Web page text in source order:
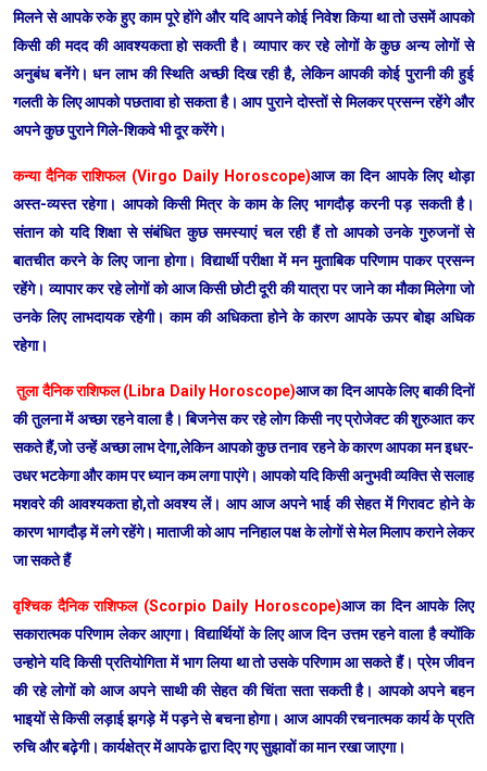
मिलने से आपके रुके हुए काम पूरे होंगे और यदि आपने कोई निवेश किया था तो उसमें आपको
किसी की मदद की आवश्यकता हो सकती है। व्यापार कर रहे लोगों के कुछ अन्य लोगों से
अनुबंध बनेंगे। धन लाभ की स्थिति अच्छी दिख रही है, लेकिन आपकी कोई पुरानी की हुई
गलती के लिए आपको पछतावा हो सकता है। आप पुराने दोस्तों से मिलकर प्रसन्न रहेंगे और
अपने कुछ पुराने गिले-शिकवे भी दूर करेंगे।
कन्या दैनिक राशिफल (Virgo Daily Horoscope)आज का दिन आपके लिए थोड़ा
अस्त-व्यस्त रहेगा। आपको किसी मित्र के काम के लिए भागदौड़ करनी पड़ सकती है।
संतान को यदि शिक्षा से संबंधित कुछ समस्याएं चल रही हैं तो आपको उनके गुरुजनों से
बातचीत करने के लिए जाना होगा। विद्यार्थी परीक्षा में मन मुताबिक परिणाम पाकर प्रसन्न
रहेंगे। व्यापार कर रहे लोगों को आज किसी छोटी दूरी की यात्रा पर जाने का मौका मिलेगा जो
उनके लिए लाभदायक रहेगी। काम की अधिकता होने के कारण आपके ऊपर बोझ अधिक
रहेगा।
तुला दैनिक राशिफल (Libra Daily Horoscope)आज का दिन आपके लिए बाकी दिनों
की तुलना में अच्छा रहने वाला है। बिजनेस कर रहे लोग किसी नए प्रोजेक्ट की शुरुआत कर
सकते हैं,जो उन्हें अच्छा लाभ देगा,लेकिन आपको कुछ तनाव रहने के कारण आपका मन इधर-
उधर भटकेगा और काम पर ध्यान कम लगा पाएंगे। आपको यदि किसी अनुभवी व्यक्ति से सलाह
मशवरे की आवश्यकता हो,तो अवश्य लें। आप आज अपने भाई की सेहत में गिरावट होने के
कारण भागदौड़ में लगे रहेंगे। माताजी को आप ननिहाल पक्ष के लोगों से मेल मिलाप कराने लेकर
जा सकते हैं
वृश्चिक दैनिक राशिफल (Scorpio Daily Horoscope)आज का दिन आपके लिए
सकारात्मक परिणाम लेकर आएगा। विद्यार्थियों के लिए आज दिन उत्तम रहने वाला है क्योंकि
उन्होने यदि किसी प्रतियोगिता में भाग लिया था तो उसके परिणाम आ सकते हैं। प्रेम जीवन
की रहे लोगों को आज अपने साथी की सेहत की चिंता सता सकती है। आपको अपने बहन
भाइयों से किसी लड़ाई झगड़े में पड़ने से बचना होगा। आज आपकी रचनात्मक कार्य के प्रति
रुचि और बढ़ेगी। कार्यक्षेत्र में आपके द्वारा दिए गए सुझावों का मान रखा जाएगा।